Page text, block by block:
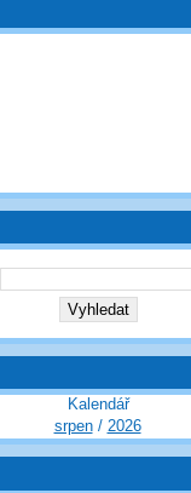
Kalendář
srpen/ 2026